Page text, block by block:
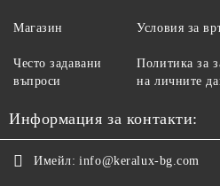
Магазин
Често задавани
въпроси
Условия за
Политика за
на личните
Информация за контакти:
Имейл: info@keralux-bg.com